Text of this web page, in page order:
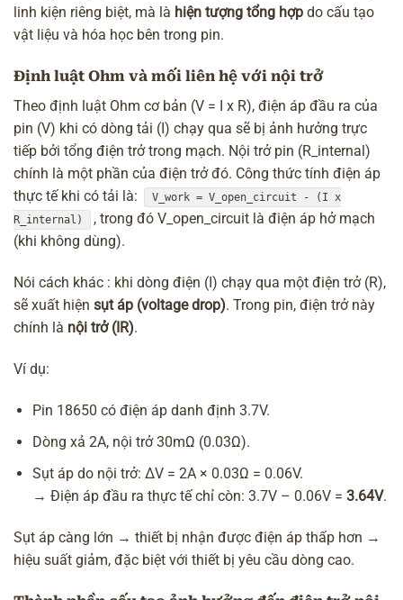
linh kiện riêng biệt, mà là hiện tượng tổng hợp do cấu tạo
vật liệu và hóa học bên trong pin.
Định luật Ohm và mối liên hệ với nội trở
Theo định luật Ohm cơ bản (V = I x R), điện áp đầu ra của
pin (V) khi có dòng tải (I) chạy qua sẽ bị ảnh hưởng trực
tiếp bởi tổng điện trở trong mạch. Nội trở pin (R_internal)
chính là một phần của điện trở đó. Công thức tính điện áp
thực tế khi có tải là:
V_work = V_open_circuit - (I x
R_internal)
, trong đó V_open_circuit là điện áp hở mạch
(khi không dùng).
Nói cách khác : khi dòng điện (I) chạy qua một điện trở (R),
sẽ xuất hiện sụt áp (voltage drop). Trong pin, điện trở này
chính là nội trở (IR).
Ví dụ:
Pin 18650 có điện áp danh định 3.7V.
Dòng xả 2A, nội trở 30mΩ (0.03Ω).
Sụt áp do nội trở: ΔV = 2A × 0.03Ω = 0.06V.
→ Điện áp đầu ra thực tế chỉ còn: 3.7V – 0.06V = 3.64V.
Sụt áp càng lớn → thiết bị nhận được điện áp thấp hơn →
hiệu suất giảm, đặc biệt với thiết bị yêu cầu dòng cao.